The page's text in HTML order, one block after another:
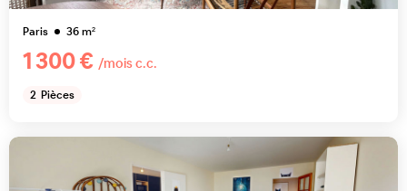
Paris 36m²
1 300 € /mois c.c.
2 Pièces